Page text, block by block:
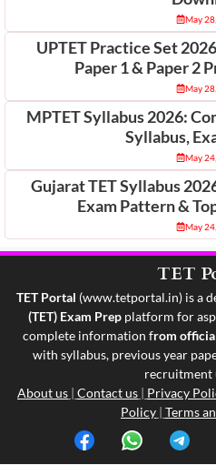
May
UPTET Practice Set
Paper 1 & Paper 2
May
MPTET Syllabus 2026:
Syllabus,
May
Gujarat TET Syllabus
Exam Pattern &
May
TET
TET Portal (www.tetportal.in) is a
(TET) Exam Prep platform for
complete information from
with syllabus, previous year
recruitment
About us | Contact us | Privacy
Policy | Terms